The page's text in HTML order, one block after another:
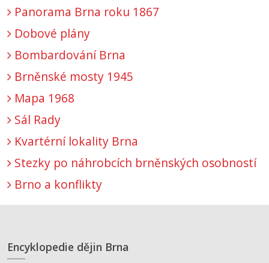
Panorama Brna roku 1867
Dobové plány
Bombardování Brna
Brněnské mosty 1945
Mapa 1968
Sál Rady
Kvartérní lokality Brna
Stezky po náhrobcích brněnských osobností
Brno a konflikty
Encyklopedie dějin Brna